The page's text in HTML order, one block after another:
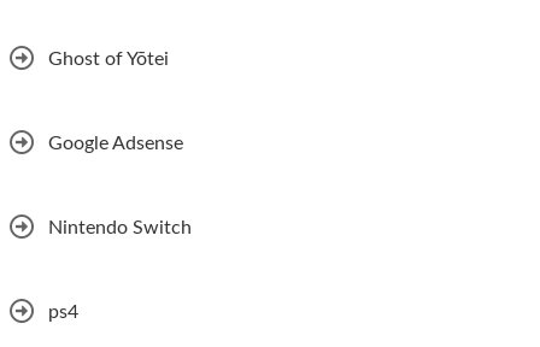
Ghost of Yōtei
Google Adsense
Nintendo Switch
ps4